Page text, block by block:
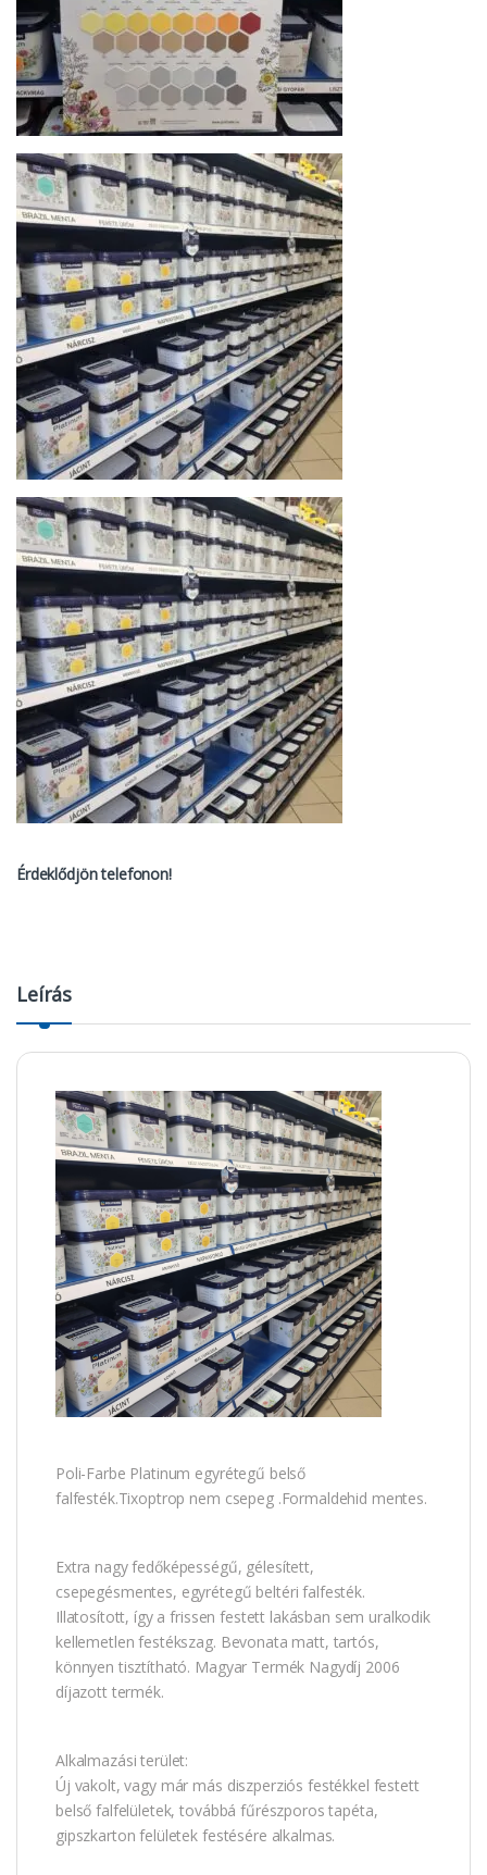
Érdeklődjön telefonon!
Leírás
Poli-Farbe Platinum egyrétegű belső
falfesték.Tixoptrop nem csepeg .Formaldehid mentes.
Extra nagy fedőképességű, gélesített,
csepegésmentes, egyrétegű beltéri falfesték.
Illatosított, így a frissen festett lakásban sem uralkodik
kellemetlen festékszag. Bevonata matt, tartós,
könnyen tisztítható. Magyar Termék Nagydíj 2006
díjazott termék.
Alkalmazási terület:
Új vakolt, vagy már más diszperziós festékkel festett
belső falfelületek, továbbá fűrészporos tapéta,
gipszkarton felületek festésére alkalmas.